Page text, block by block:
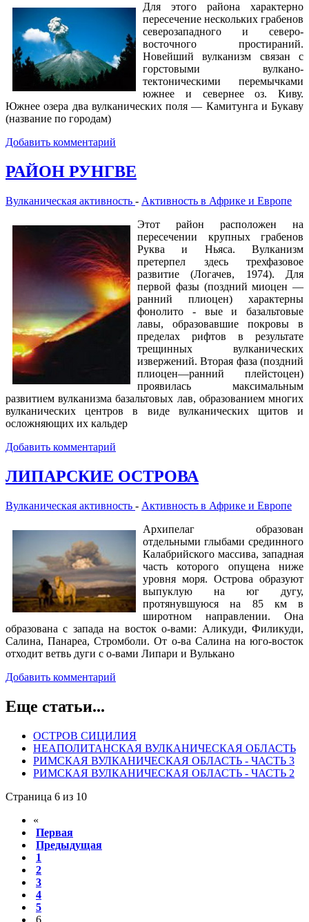
Для этого района характерно
пересечение нескольких грабенов
северозападного и северо-
восточного простираний.
Новейший вулканизм связан с
горстовыми вулкано-
тектоническими перемычками
южнее и севернее оз. Киву.
Южнее озера два вулканических поля — Камитунга и Букаву
(название по городам)
Добавить комментарий
РАЙОН РУНГВЕ
Вулканическая активность - Активность в Африке и Европе
Этот район расположен на
пересечении крупных грабенов
Руква и Ньяса. Вулканизм
претерпел здесь трехфазовое
развитие (Логачев, 1974). Для
первой фазы (поздний миоцен —
ранний плиоцен) характерны
фонолито - вые и базальтовые
лавы, образовавшие покровы в
пределах рифтов в результате
трещинных вулканических
извержений. Вторая фаза (поздний
плиоцен—ранний плейстоцен)
проявилась максимальным
развитием вулканизма базальтовых лав, образованием многих
вулканических центров в виде вулканических щитов и
осложняющих их кальдер
Добавить комментарий
ЛИПАРСКИЕ ОСТРОВА
Вулканическая активность - Активность в Африке и Европе
Архипелаг образован
отдельными глыбами срединного
Калабрийского массива, западная
часть которого опущена ниже
уровня моря. Острова образуют
выпуклую на юг дугу,
протянувшуюся на 85 км в
широтном направлении. Она
образована с запада на восток о-вами: Аликуди, Филикуди,
Салина, Панареа, Стромболи. От о-ва Салина на юго-восток
отходит ветвь дуги с о-вами Липари и Вулькано
Добавить комментарий
Еще статьи...
ОСТРОВ СИЦИЛИЯ
НЕАПОЛИТАНСКАЯ ВУЛКАНИЧЕСКАЯ ОБЛАСТЬ
РИМСКАЯ ВУЛКАНИЧЕСКАЯ ОБЛАСТЬ - ЧАСТЬ 3
РИМСКАЯ ВУЛКАНИЧЕСКАЯ ОБЛАСТЬ - ЧАСТЬ 2
Страница 6 из 10
«
Первая
Предыдущая
1
2
3
4
5
6